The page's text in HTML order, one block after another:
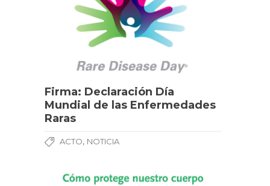
Firma: Declaración Día
Mundial de las Enfermedades
Raras
ACTO, NOTICIA